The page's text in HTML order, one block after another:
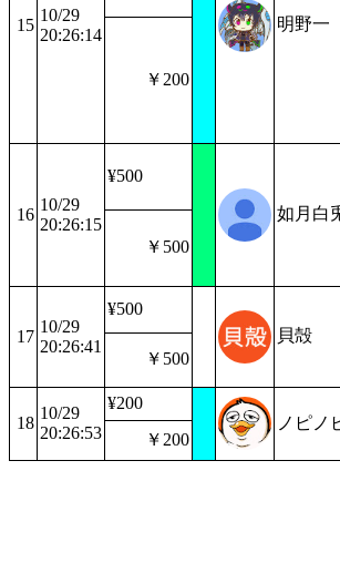
15
10/29
20:26:14
明野一
￥200
16
10/29
20:26:15
¥500
如月白
￥500
17
10/29
20:26:41
¥500
貝殻
￥500
18
10/29
20:26:53
¥200
ノピノ
￥200